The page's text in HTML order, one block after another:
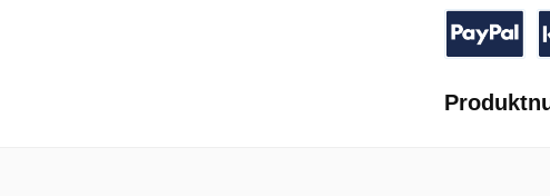
Vorkasse